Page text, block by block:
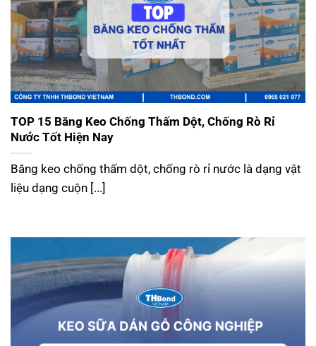
TOP 15 Băng Keo Chống Thấm Dột, Chống Rò Rỉ
Nước Tốt Hiện Nay
Băng keo chống thấm dột, chống rò rỉ nước là dạng vật
liệu dạng cuộn [...]